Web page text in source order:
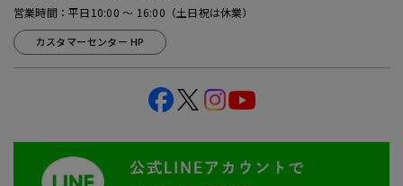
営業時間：平日10:00 ～ 16:00（土日祝は休業）
カスタマーセンター HP